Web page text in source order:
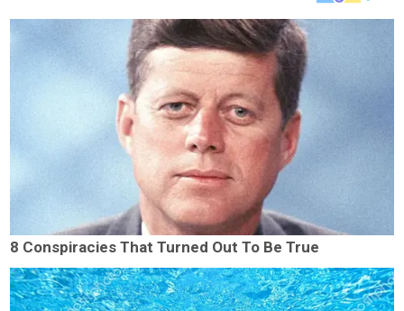
8 Conspiracies That Turned Out To Be True